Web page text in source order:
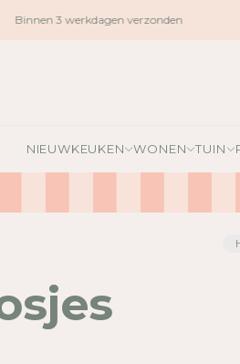
Binnen 3 werkdagen verzonden
NIEUWKEUKEN WONEN TUIN